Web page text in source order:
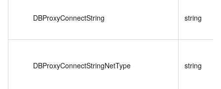
DBProxyConnectString string
DBProxyConnectStringNetType string